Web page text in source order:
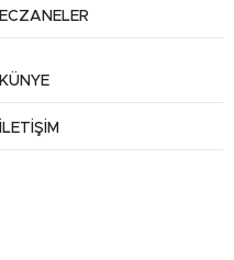
ECZANELER
KÜNYE
İLETİŞİM